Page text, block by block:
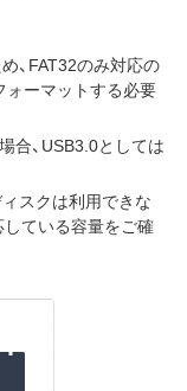
、FAT32のみ対応の
ーマットする必要
合、USB3.0としては
スクは利用できな
ている容量をご確